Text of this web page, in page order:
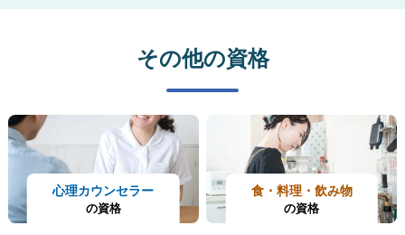
その他の資格
心理カウンセラー
の資格
食・料理・飲み物
の資格